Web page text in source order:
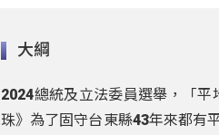
大綱
2024總統及立法委員選舉，「
珠》為了固守台東縣43年來都有